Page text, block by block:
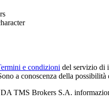
e condizioni del servizio di
a conoscenza della
TMS Brokers S.A.